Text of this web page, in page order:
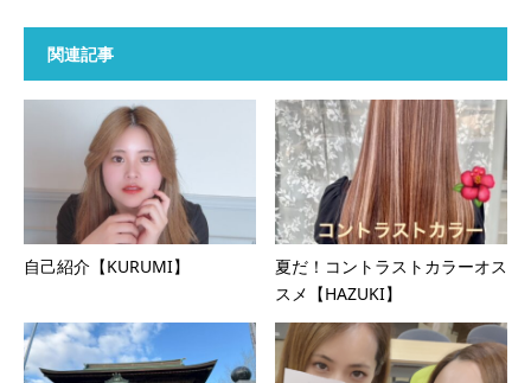
関連記事
自己紹介【KURUMI】
夏だ！コントラストカラーオス
スメ【HAZUKI】